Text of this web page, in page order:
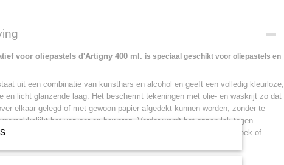
voor oliepastels d'Artigny 400 ml. is speciaal geschikt voor oliepastels en
uit een combinatie van kunsthars en alcohol en geeft een volledig kleurloze,
en licht glanzende laag. Het beschermt tekeningen met olie- en waskrijt zo dat
elkaar gelegd of met gewoon papier afgedekt kunnen worden, zonder te
het vervoer en bewaren. Verder wordt het oppervlak tegen
beschermd en kan men het voorzichtig afstoffen met een zachte doek of